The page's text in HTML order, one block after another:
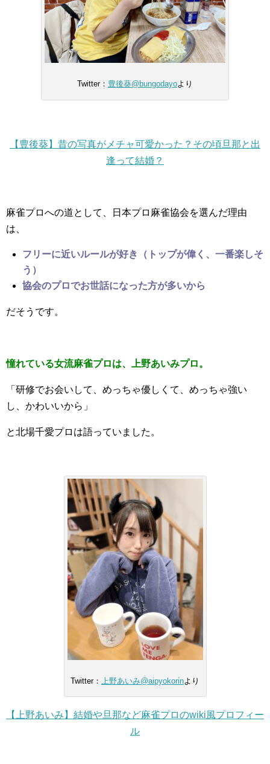
Twitter： 豊後葵@bungodayoより
【豊後葵】昔の写真がメチャ可愛かった？その頃旦那と出
逢って結婚？
麻雀プロへの道として、日本プロ麻雀協会を選んだ理由
は、
フリーに近いルールが好き（トップが偉く、一番楽しそ
う）
協会のプロでお世話になった方が多いから
だそうです。
憧れている女流麻雀プロは、上野あいみプロ。
「研修でお会いして、めっちゃ優しくて、めっちゃ強い
し、かわいいから」
と北場千愛プロは語っていました。
Twitter： 上野あいみ@aipyokorinより
【上野あいみ】結婚や旦那など麻雀プロのwiki風プロフィー
ル